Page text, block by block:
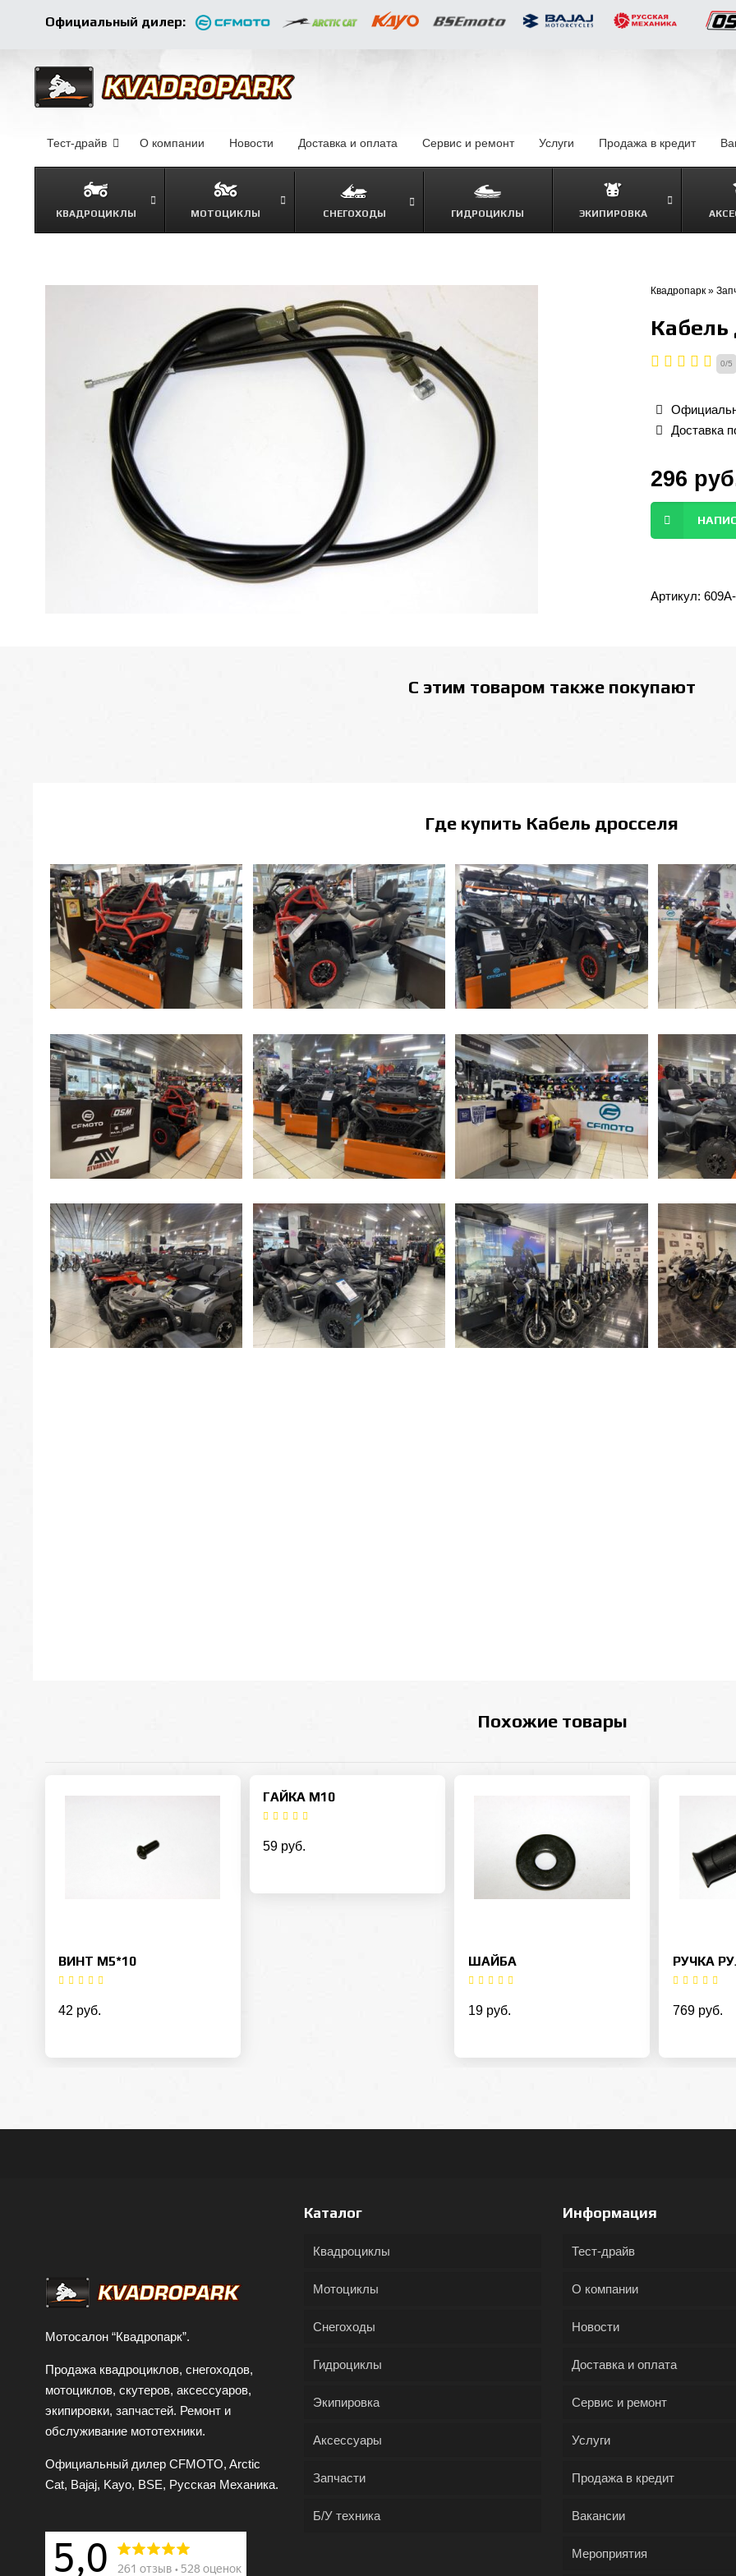
Официальный дилер:
Тест-драйв О компании Новости Доставка и оплата Сервис и ремонт Услуги Продажа в кредит–
КВАДРОЦИКЛЫ МОТОЦИКЛЫ СНЕГОХОДЫ
ГИДРОЦИКЛЫ
ЭКИПИРОВКА
Квадропарк »
Кабель
0/5
Доставка
296
Артикул:
С этим товаром также покупают
Где купить Кабель дросселя
Похожие товары
ВИНТ M5*10
42 руб.
ГАЙКА M10
59 руб.
ШАЙБА
19 руб.
РУЧКА
769 руб.
Мотосалон “Квадропарк”.
Продажа квадроциклов, снегоходов,
мотоциклов, скутеров, аксессуаров,
экипировки, запчастей. Ремонт и
обслуживание мототехники.
Официальный дилер CFMOTO, Arctic
Cat, Bajaj, Kayo, BSE, Русская Механика.
Каталог
Квадроциклы
Мотоциклы
Снегоходы
Гидроциклы
Экипировка
Аксессуары
Запчасти
Б/У техника
Информация
Тест-драйв
О компании
Новости
Доставка и оплата
Сервис и ремонт
Услуги
Продажа в кредит
Вакансии
Мероприятия